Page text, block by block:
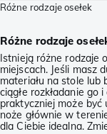
Różne rodzaje osełek
Różne rodzaje
Istnieją różne rodzaje
miejscach. Jeśli masz
materiału na stole
ciągłe rozkładanie go
praktyczniej może
noże głównie w
dla Ciebie idealna.